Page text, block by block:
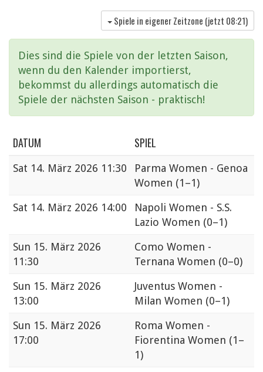
Spiele in eigener Zeitzone (jetzt 08:21)
Dies sind die Spiele von der letzten Saison,
wenn du den Kalender importierst,
bekommst du allerdings automatisch die
Spiele der nächsten Saison - praktisch!
DATUM SPIEL
Sat 14. März 2026 11:30
Parma Women - Genoa
Women (1–1)
Sat 14. März 2026 14:00
Napoli Women - S.S.
Lazio Women (0–1)
Sun 15. März 2026
11:30
Como Women -
Ternana Women (0–0)
Sun 15. März 2026
13:00
Juventus Women -
Milan Women (0–1)
Sun 15. März 2026
17:00
Roma Women -
Fiorentina Women (1–
1)